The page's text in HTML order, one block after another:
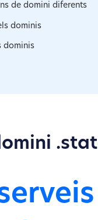
de domini diferents
dominis
dominis